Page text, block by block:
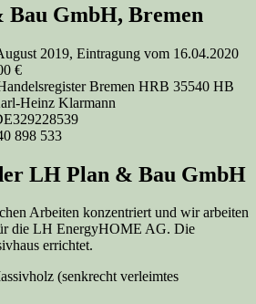
GmbH, Bremen
2019, Eintragung vom 16.04.2020
€
Bremen HRB 35540 HB
Heinz Klarmann
898 533
LH Plan & Bau GmbH
Arbeiten konzentriert und wir arbeiten
die LH EnergyHOME AG. Die
errichtet.
(senkrecht verleimtes